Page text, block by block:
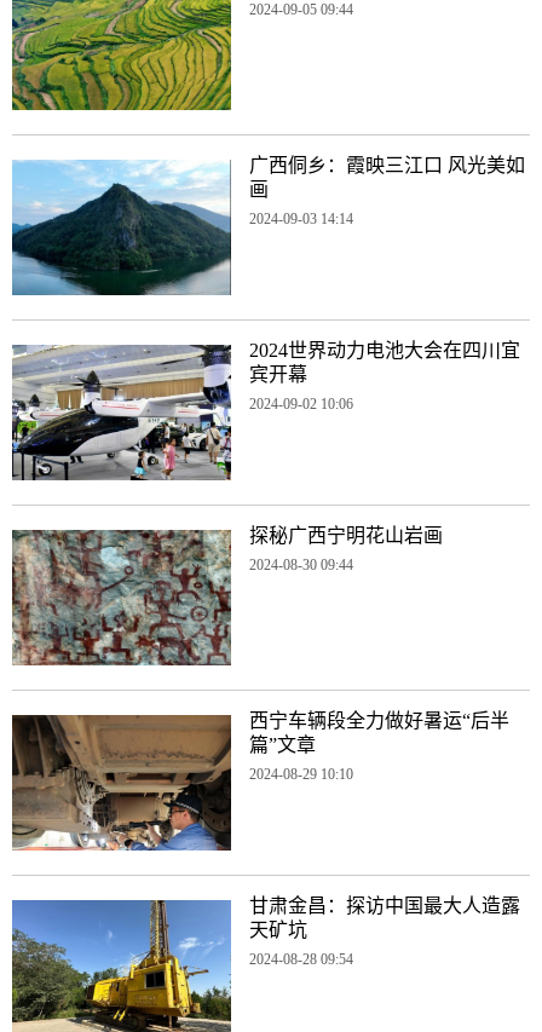
2024-09-05 09:44
广西侗乡：霞映三江口 风光美如
画
2024-09-03 14:14
2024世界动力电池大会在四川宜
宾开幕
2024-09-02 10:06
探秘广西宁明花山岩画
2024-08-30 09:44
西宁车辆段全力做好暑运“后半
篇”文章
2024-08-29 10:10
甘肃金昌：探访中国最大人造露
天矿坑
2024-08-28 09:54